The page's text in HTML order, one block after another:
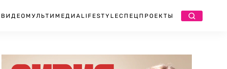
ВИДЕО МУЛЬТИМЕДИА LIFESTYLEСПЕЦПРОЕКТЫ